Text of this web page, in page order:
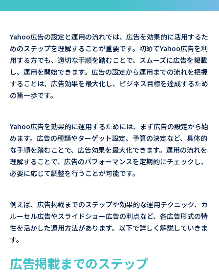
Yahoo広告の設定と運用の流れでは、広告を効果的に活用するた
めのステップを理解することが重要です。初めてYahoo広告を利
用する方でも、適切な手順を踏むことで、スムーズに広告を掲載
し、運用を開始できます。広告の設定から運用までの流れを把握
することは、広告効果を最大化し、ビジネス目標を達成するため
の第一歩です。
Yahoo広告を効果的に運用するためには、まず広告の設定から始
めます。広告の種類やターゲット設定、予算の決定など、具体的
な手順を踏むことで、広告効果を最大化できます。運用の流れを
理解することで、広告のパフォーマンスを定期的にチェックし、
必要に応じて調整を行うことが可能です。
例えば、広告掲載までのステップや効果的な運用テクニック、カ
ルーセル広告やスライドショー広告の利点など、各広告形式の特
性を活かした運用方法があります。以下で詳しく解説していきま
す。
広告掲載までのステップ